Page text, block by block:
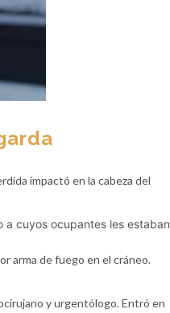
impactó en la cabeza del
a cuyos ocupantes les estaban
arma de fuego en el cráneo.
y urgentólogo. Entró en